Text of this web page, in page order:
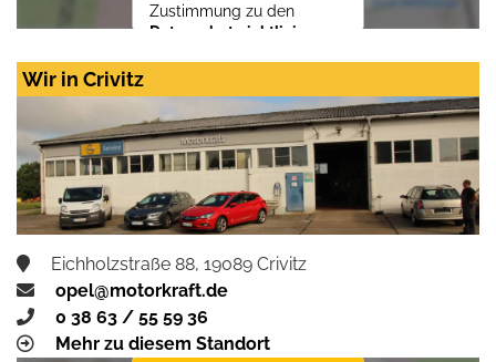
Zustimmung zu den
Datenschutzrichtlinien
Zustimmen und
aktivieren
Wir in Crivitz
Eichholzstraße 88, 19089 Crivitz
opel@motorkraft.de
0 38 63 / 55 59 36
Mehr zu diesem Standort